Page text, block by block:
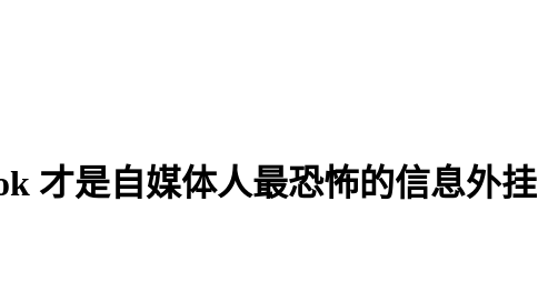
才是自媒体人最恐怖的信息外挂